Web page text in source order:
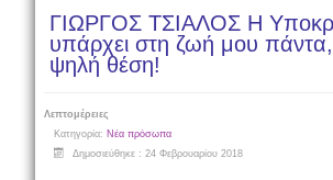
ΓΙΩΡΓΟΣ ΤΣΙΑΛΟΣ Η
υπάρχει στη ζωή μου
ψηλή θέση!
Λεπτομέρειες
Κατηγορία: Νέα πρόσωπα
Δημοσιεύθηκε : 24 Φεβρουαρίου 2018